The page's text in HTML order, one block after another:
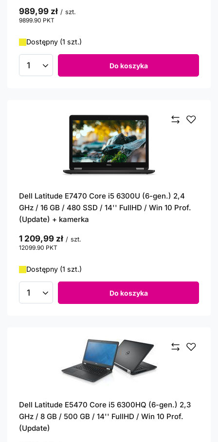
989,99 zł / szt.
9899.90 PKT
Dostępny (1 szt.)
Ilość produktów Do koszyka
Dell Latitude E7470 Core i5 6300U (6-gen.) 2,4
GHz / 16 GB / 480 SSD / 14'' FullHD / Win 10 Prof.
(Update) + kamerka
1 209,99 zł / szt.
12099.90 PKT
Dostępny (1 szt.)
Ilość produktów Do koszyka
Dell Latitude E5470 Core i5 6300HQ (6-gen.) 2,3
GHz / 8 GB / 500 GB / 14'' FullHD / Win 10 Prof.
(Update)